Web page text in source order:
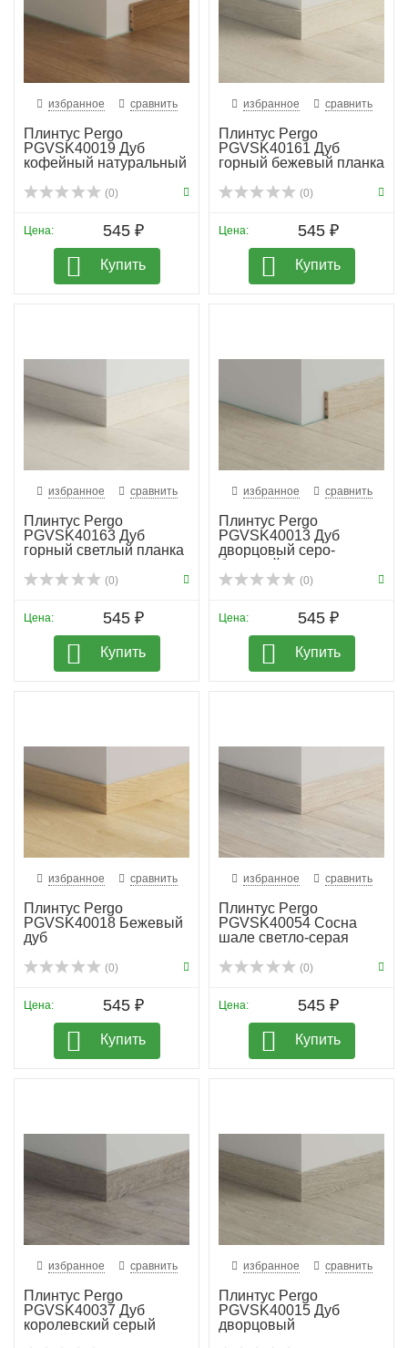
избранное сравнить
Плинтус Pergo
PGVSK40019 Дуб
кофейный натуральный
(0)
Цена: 545 ₽
Купить
избранное сравнить
Плинтус Pergo
PGVSK40161 Дуб
горный бежевый планка
(0)
Цена: 545 ₽
Купить
избранное сравнить
Плинтус Pergo
PGVSK40163 Дуб
горный светлый планка
(0)
Цена: 545 ₽
Купить
избранное сравнить
Плинтус Pergo
PGVSK40013 Дуб
дворцовый серо-
бежевый планка
(0)
Цена: 545 ₽
Купить
избранное сравнить
Плинтус Pergo
PGVSK40018 Бежевый
дуб
(0)
Цена: 545 ₽
Купить
избранное сравнить
Плинтус Pergo
PGVSK40054 Сосна
шале светло-серая
(0)
Цена: 545 ₽
Купить
избранное сравнить
Плинтус Pergo
PGVSK40037 Дуб
королевский серый
избранное сравнить
Плинтус Pergo
PGVSK40015 Дуб
дворцовый